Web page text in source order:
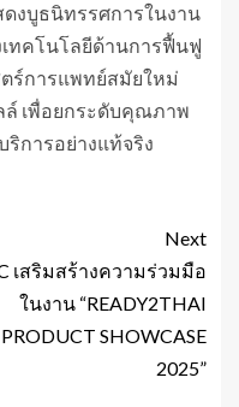
ดงบูธนิทรรศการในงาน
ทคโนโลยีด้านการฟื้นฟู
ร์การแพทย์สมัยใหม่
ล์ เพื่อยกระดับคุณภาพ
การอย่างแท้จริง
Next
เสริมสร้างความร่วมมือ
ในงาน “READY2THAI
PRODUCT SHOWCASE
2025”